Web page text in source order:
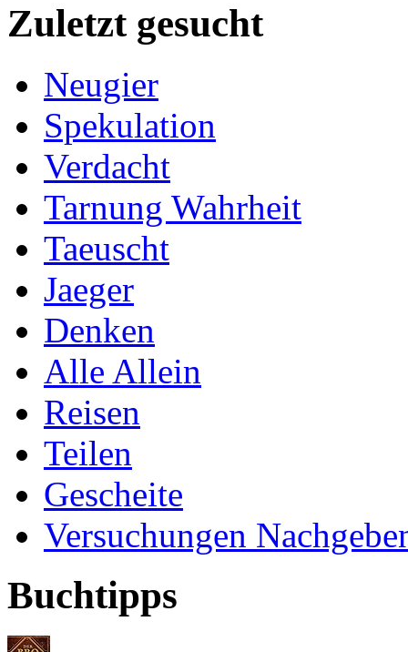
Zuletzt gesucht
Neugier
Spekulation
Verdacht
Tarnung Wahrheit
Taeuscht
Jaeger
Denken
Alle Allein
Reisen
Teilen
Gescheite
Versuchungen
Buchtipps